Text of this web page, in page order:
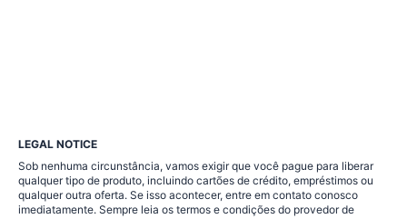
LEGAL NOTICE
Sob nenhuma circunstância, vamos exigir que você pague para liberar
qualquer tipo de produto, incluindo cartões de crédito, empréstimos ou
qualquer outra oferta. Se isso acontecer, entre em contato conosco
imediatamente. Sempre leia os termos e condições do provedor de